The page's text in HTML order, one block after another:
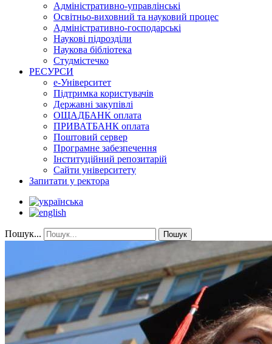
Адміністративно-управлінські
Освітньо-виховний та науковий процес
Адміністративно-господарські
Наукові підрозділи
Наукова бібліотека
Студмістечко
РЕСУРСИ
е-Університет
Підтримка користувачів
Державні закупівлі
ОЩАДБАНК оплата
ПРИВАТБАНК оплата
Поштовий сервер
Програмне забезпечення
Інституційний репозитарій
Сайти університету
Запитати у ректора
Пошук... Пошук